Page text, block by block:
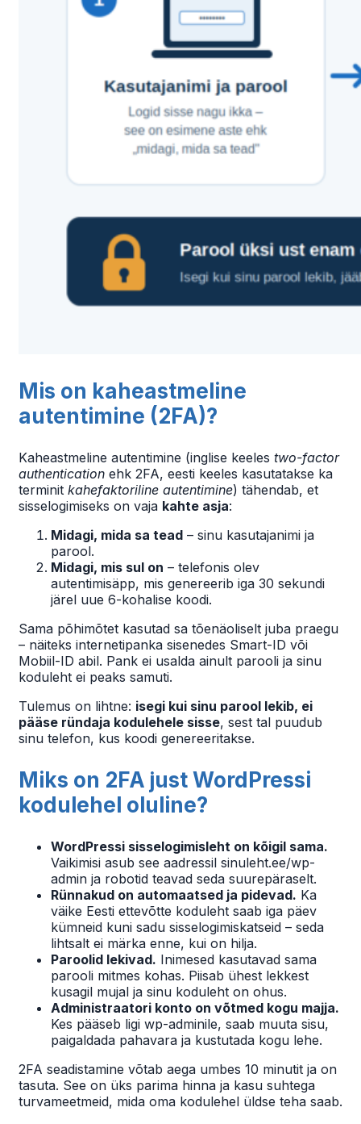
Mis on kaheastmeline
autentimine (2FA)?
Kaheastmeline autentimine (inglise keeles two-factor
authentication ehk 2FA, eesti keeles kasutatakse ka
terminit kahefaktoriline autentimine) tähendab, et
sisselogimiseks on vaja kahte asja:
Midagi, mida sa tead – sinu kasutajanimi ja
parool.
Midagi, mis sul on – telefonis olev
autentimisäpp, mis genereerib iga 30 sekundi
järel uue 6-kohalise koodi.
Sama põhimõtet kasutad sa tõenäoliselt juba praegu
– näiteks internetipanka sisenedes Smart-ID või
Mobiil-ID abil. Pank ei usalda ainult parooli ja sinu
koduleht ei peaks samuti.
Tulemus on lihtne: isegi kui sinu parool lekib, ei
pääse ründaja kodulehele sisse, sest tal puudub
sinu telefon, kus koodi genereeritakse.
Miks on 2FA just WordPressi
kodulehel oluline?
WordPressi sisselogimisleht on kõigil sama.
Vaikimisi asub see aadressil sinuleht.ee/wp-
admin ja robotid teavad seda suurepäraselt.
Rünnakud on automaatsed ja pidevad. Ka
väike Eesti ettevõtte koduleht saab iga päev
kümneid kuni sadu sisselogimiskatseid – seda
lihtsalt ei märka enne, kui on hilja.
Paroolid lekivad. Inimesed kasutavad sama
parooli mitmes kohas. Piisab ühest lekkest
kusagil mujal ja sinu koduleht on ohus.
Administraatori konto on võtmed kogu majja.
Kes pääseb ligi wp-adminile, saab muuta sisu,
paigaldada pahavara ja kustutada kogu lehe.
2FA seadistamine võtab aega umbes 10 minutit ja on
tasuta. See on üks parima hinna ja kasu suhtega
turvameetmeid, mida oma kodulehel üldse teha saab.